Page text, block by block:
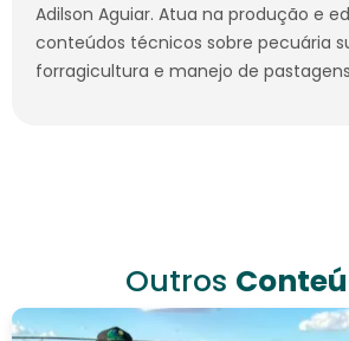
Adilson Aguiar. Atua na produção e
conteúdos técnicos sobre pecuária
forragicultura e manejo de
Outros